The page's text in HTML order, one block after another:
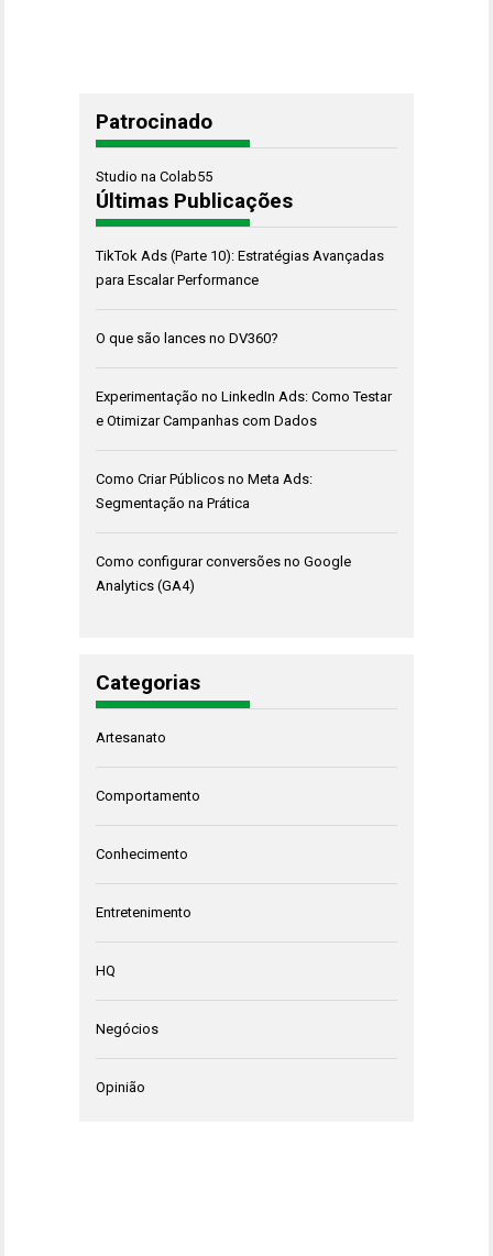
Patrocinado
Studio na Colab55
Últimas Publicações
TikTok Ads (Parte 10): Estratégias Avançadas
para Escalar Performance
O que são lances no DV360?
Experimentação no LinkedIn Ads: Como Testar
e Otimizar Campanhas com Dados
Como Criar Públicos no Meta Ads:
Segmentação na Prática
Como configurar conversões no Google
Analytics (GA4)
Categorias
Artesanato
Comportamento
Conhecimento
Entretenimento
HQ
Negócios
Opinião